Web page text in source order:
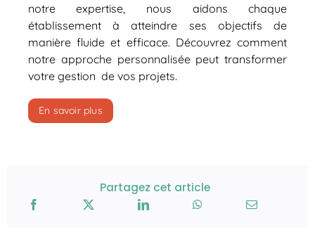
notre expertise, nous aidons chaque
établissement à atteindre ses objectifs de
manière fluide et efficace. Découvrez comment
notre approche personnalisée peut transformer
votre gestion de vos projets.
En savoir plus
Partagez cet article